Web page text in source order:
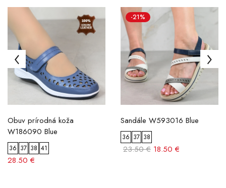
Obuv prírodná koža
W186090 Blue
36 37 38 41
28.50 €
-21%
Sandále W593016 Blue
36 37 38
23.50 € 18.50 €